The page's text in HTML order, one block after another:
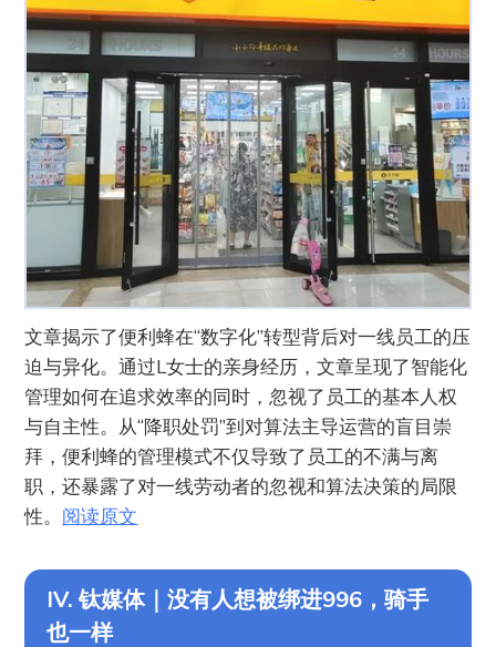
文章揭示了便利蜂在“数字化”转型背后对一线员工的压
迫与异化。通过L女士的亲身经历，文章呈现了智能化
管理如何在追求效率的同时，忽视了员工的基本人权
与自主性。从“降职处罚”到对算法主导运营的盲目崇
拜，便利蜂的管理模式不仅导致了员工的不满与离
职，还暴露了对一线劳动者的忽视和算法决策的局限
性。 阅读原文
IV. 钛媒体｜没有人想被绑进996，骑手
也一样